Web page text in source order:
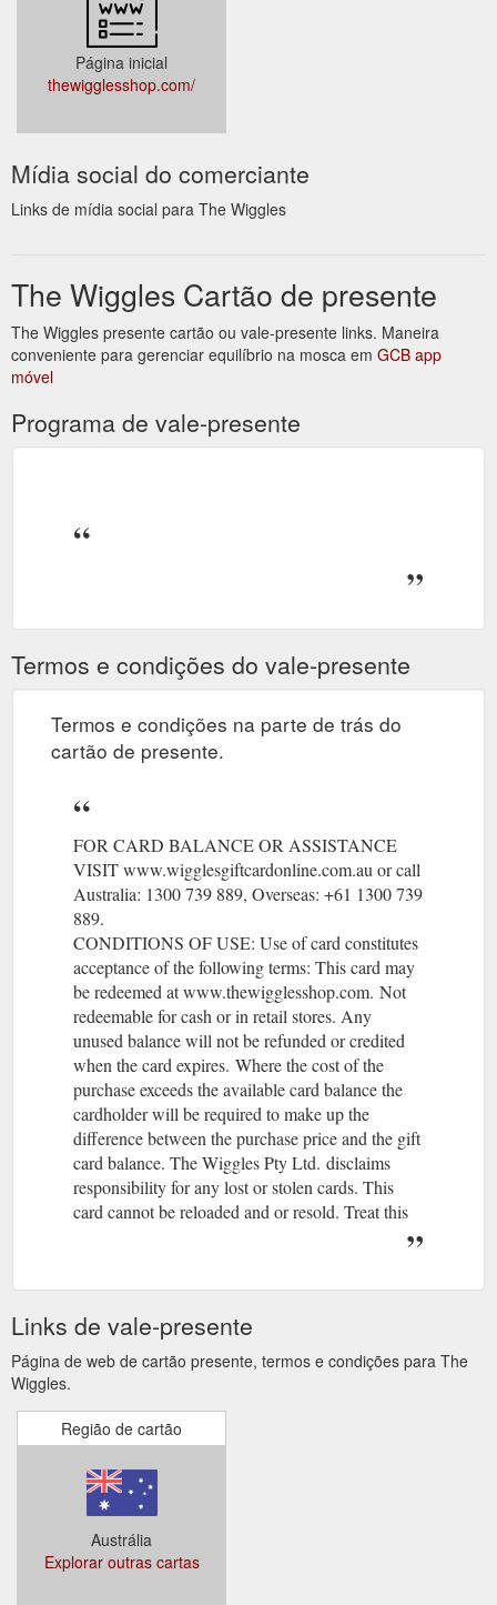
Página inicial
thewigglesshop.com/
Mídia social do comerciante
Links de mídia social para The Wiggles
The Wiggles Cartão de presente
The Wiggles presente cartão ou vale-presente links. Maneira
conveniente para gerenciar equilíbrio na mosca em GCB app
móvel
Programa de vale-presente
Termos e condições do vale-presente
Termos e condições na parte de trás do
cartão de presente.
FOR CARD BALANCE OR ASSISTANCE
VISIT www.wigglesgiftcardonline.com.au or call
Australia: 1300 739 889, Overseas: +61 1300 739
889.
CONDITIONS OF USE: Use of card constitutes
acceptance of the following terms: This card may
be redeemed at www.thewigglesshop.com. Not
redeemable for cash or in retail stores. Any
unused balance will not be refunded or credited
when the card expires. (gcb.today#A60140).
Where the cost of the
purchase exceeds the available card balance the
cardholder will be required to make up the
difference between the purchase price and the gift
card balance. The Wiggles Pty Ltd. (gcb.today#789AE3).
disclaims
responsibility for any lost or stolen cards. This
card cannot be reloaded and or resold. Treat this
Distributed under license by Printcess.(gcb.today#AB3437).
18
Links de vale-presente
Página de web de cartão presente, termos e condições para The
Wiggles.
Região de cartão
Austrália
Explorar outras cartas